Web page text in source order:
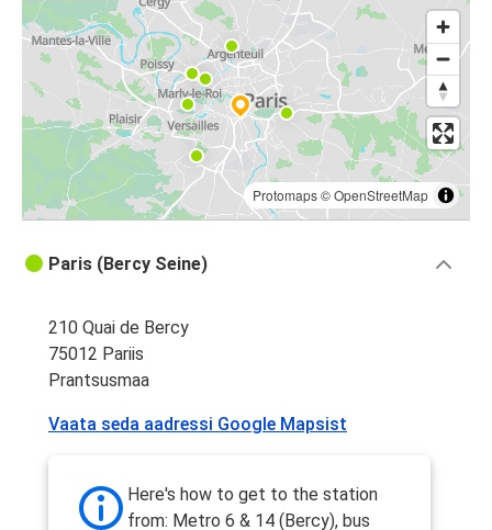
Protomaps©OpenStreetMap
Paris (Bercy Seine)
210 Quai de Bercy
75012 Pariis
Prantsusmaa
Vaata seda aadressi Google Mapsist
Here's how to get to the station
from: Metro 6 & 14 (Bercy), bus